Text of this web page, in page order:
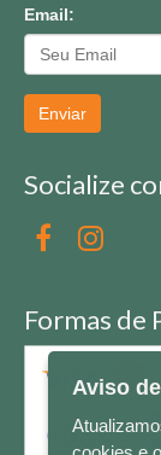
Email:
Enviar
Socialize
Formas de
Aviso